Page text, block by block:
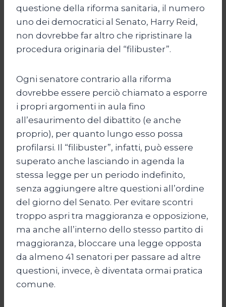
questione della riforma sanitaria, il numero
uno dei democratici al Senato, Harry Reid,
non dovrebbe far altro che ripristinare la
procedura originaria del “filibuster”.
Ogni senatore contrario alla riforma
dovrebbe essere perciò chiamato a esporre
i propri argomenti in aula fino
all’esaurimento del dibattito (e anche
proprio), per quanto lungo esso possa
profilarsi. Il “filibuster”, infatti, può essere
superato anche lasciando in agenda la
stessa legge per un periodo indefinito,
senza aggiungere altre questioni all’ordine
del giorno del Senato. Per evitare scontri
troppo aspri tra maggioranza e opposizione,
ma anche all’interno dello stesso partito di
maggioranza, bloccare una legge opposta
da almeno 41 senatori per passare ad altre
questioni, invece, è diventata ormai pratica
comune.